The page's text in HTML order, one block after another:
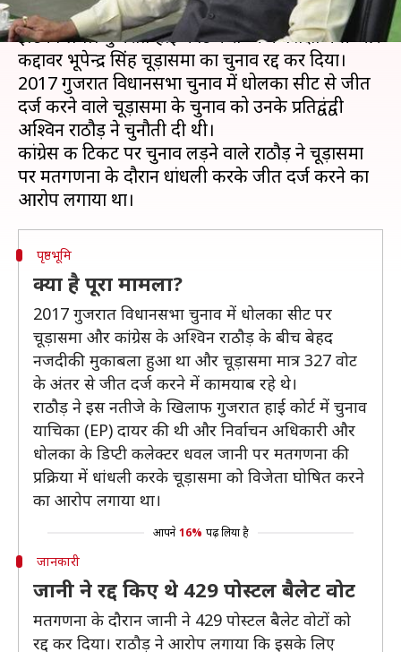
मंगलवार को गुजरात की भाजपा सरकार को एक बड़ा
झटका लगा। गुजरात हाई कोर्ट ने राज्य के शिक्षा मंत्री और
कद्दावर भूपेन्द्र सिंह चूड़ासमा का चुनाव रद्द कर दिया।
2017 गुजरात विधानसभा चुनाव में धोलका सीट से जीत
दर्ज करने वाले चूड़ासमा के चुनाव को उनके प्रतिद्वंद्वी
अश्विन राठौड़ ने चुनौती दी थी।
कांग्रेस की टिकट पर चुनाव लड़ने वाले राठौड़ ने चूड़ासमा
पर मतगणना के दौरान धांधली करके जीत दर्ज करने का
पृष्ठभूमि
क्या है पूरा मामला?
2017 गुजरात विधानसभा चुनाव में धोलका सीट पर
चूड़ासमा और कांग्रेस के अश्विन राठौड़ के बीच बेहद
नजदीकी मुकाबला हुआ था और चूड़ासमा मात्र 327 वोट
के अंतर से जीत दर्ज करने में कामयाब रहे थे।
राठौड़ ने इस नतीजे के खिलाफ गुजरात हाई कोर्ट में चुनाव
याचिका (EP) दायर की थी और निर्वाचन अधिकारी और
धोलका के डिप्टी कलेक्टर धवल जानी पर मतगणना की
प्रक्रिया में धांधली करके चूड़ासमा को विजेता घोषित करने
का आरोप लगाया था।
आपने 16% पढ़ लिया है
जानकारी
जानी ने रद्द किए थे 429 पोस्टल बैलेट वोट
मतगणना के दौरान जानी ने 429 पोस्टल बैलेट वोटों को
रद्द कर दिया। राठौड़ ने आरोप लगाया कि इसके लिए